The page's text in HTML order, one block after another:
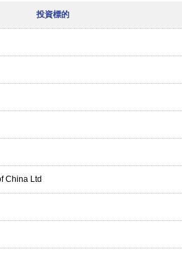
投資標的
China Ltd